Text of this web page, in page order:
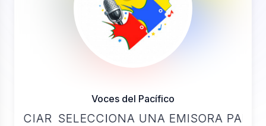
Voces del Pacífico
SELECCIONA UNA EMISORA PARA